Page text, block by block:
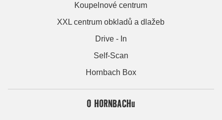
Koupelnové centrum
XXL centrum obkladů a dlažeb
Drive - In
Self-Scan
Hornbach Box
O HORNBACHu